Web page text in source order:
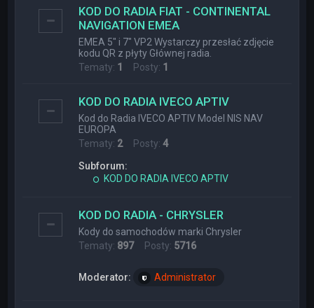
KOD DO RADIA FIAT - CONTINENTAL
NAVIGATION EMEA
EMEA 5" i 7" VP2 Wystarczy przesłać zdjęcie
kodu QR z płyty Głównej radia.
Tematy: 1 Posty: 1
KOD DO RADIA IVECO APTIV
Kod do Radia IVECO APTIV Model NIS NAV
EUROPA
Tematy: 2Posty:4
Subforum:
KOD DO RADIA IVECO APTIV
KOD DO RADIA - CHRYSLER
Kody do samochodów marki Chrysler
Tematy: 897Posty: 5716
Moderator: Administrator